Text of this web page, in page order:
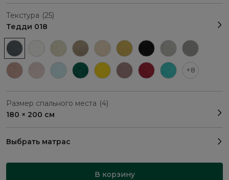
Текстура (25)
Тедди 018
+8
Размер спального места (4)
180 × 200 см
Выбрать матрас
В корзину